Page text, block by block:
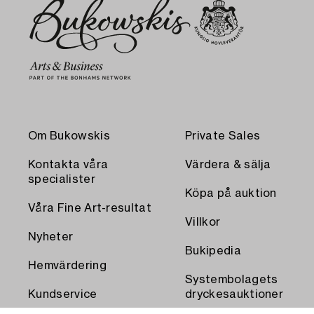
Om Bukowskis
Kontakta våra
specialister
Våra Fine Art-resultat
Nyheter
Hemvärdering
Kundservice
Private Sales
Värdera & sälja
Köpa på auktion
Villkor
Bukipedia
Systembolagets
dryckesauktioner